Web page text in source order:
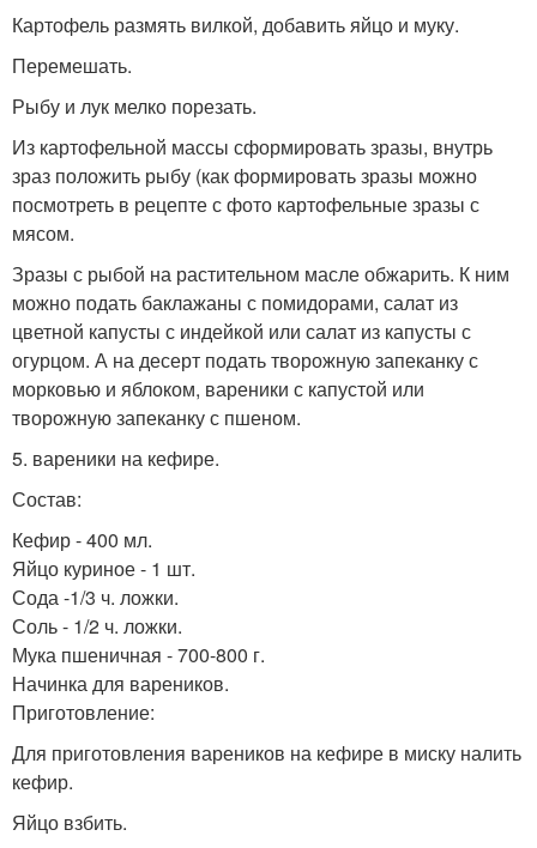
Картофель размять вилкой, добавить яйцо и муку.
Перемешать.
Рыбу и лук мелко порезать.
Из картофельной массы сформировать зразы, внутрь
зраз положить рыбу (как формировать зразы можно
посмотреть в рецепте с фото картофельные зразы с
мясом.
Зразы с рыбой на растительном масле обжарить. К ним
можно подать баклажаны с помидорами, салат из
цветной капусты с индейкой или салат из капусты с
огурцом. А на десерт подать творожную запеканку с
морковью и яблоком, вареники с капустой или
творожную запеканку с пшеном.
5. вареники на кефире.
Состав:
Кефир - 400 мл.
Яйцо куриное - 1 шт.
Сода -1/3 ч. ложки.
Соль - 1/2 ч. ложки.
Мука пшеничная - 700-800 г.
Начинка для вареников.
Приготовление:
Для приготовления вареников на кефире в миску налить
кефир.
Яйцо взбить.